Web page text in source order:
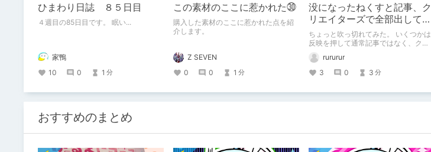
ひまわり日誌 ８５日目
４週目の85日目です。 眠い...
家鴨
10
0 1 分
この素材のここに惹かれた㉚
購入した素材のここに惹かれた点を紹
介します。
Z SEVEN
0
0 1 分
没になったねくすと記事、ク
リエイターズで全部出してみ
ます。
ちょっと吹っ切れてみた。 いくつかは
反映を押して通常記事ではなく、クリ
と。 rururur
3
0 3 分
おすすめのまとめ